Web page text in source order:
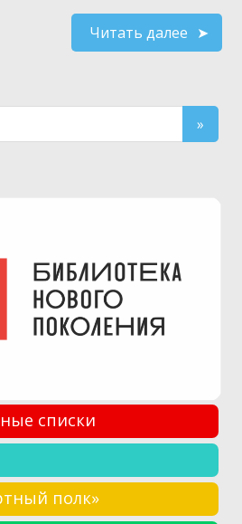
Читать далее
списки
полк»